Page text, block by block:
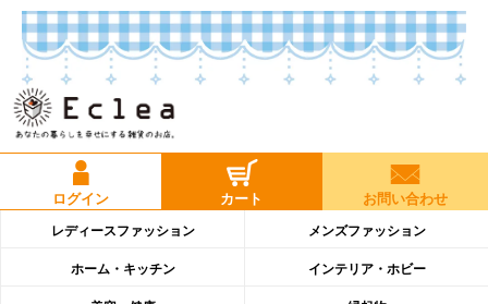
ログイン カート お問い合わせ
レディースファッション メンズファッション
ホーム・キッチン インテリア・ホビー